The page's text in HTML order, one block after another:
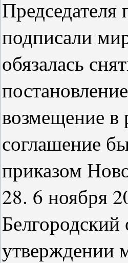
Председателя
подписали
обязалась
возмещение в
соглашение
приказом
28. 6 ноября
утверждении